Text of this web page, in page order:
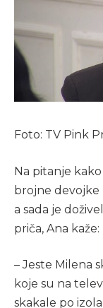
Foto: TV Pink
Na pitanje
brojne devojke
a sada je
priča, Ana kaže:
– Jeste Milena
koje su na
skakale po